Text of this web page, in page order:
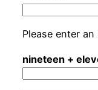
Please enter
nineteen +